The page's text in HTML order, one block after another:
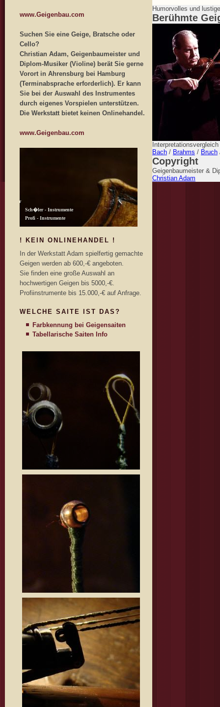
www.Geigenbau.com
Suchen Sie eine Geige, Bratsche oder
Cello?
Christian Adam, Geigenbaumeister und
Diplom-Musiker (Violine) berät Sie gerne
Vorort in Ahrensburg bei Hamburg
(Terminabsprache erforderlich). Er kann
Sie bei der Auswahl des Instrumentes
durch eigenes Vorspielen unterstützen.
Die Werkstatt bietet keinen Onlinehandel.
www.Geigenbau.com
! KEIN ONLINEHANDEL !
In der Werkstatt Adam spielfertig gemachte
Geigen werden ab 600,-€ angeboten.
Sie finden eine große Auswahl an
hochwertigen Geigen bis 5000,-€.
Profiinstrumente bis 15.000,-€ auf Anfrage.
WELCHE SAITE IST DAS?
Farbkennung bei Geigensaiten
Tabellarische Saiten Info
Humorvolles und
Berühmte
Bach / Brahms / Bruch
Copyright
Geigenbaumeister &
Christian Adam